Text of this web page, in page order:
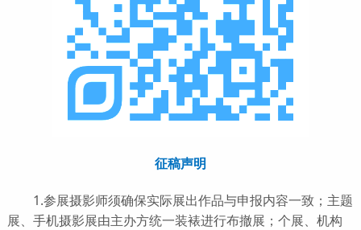
征稿声明
1.参展摄影师须确保实际展出作品与申报内容一致；主题
展、手机摄影展由主办方统一装裱进行布撤展；个展、机构